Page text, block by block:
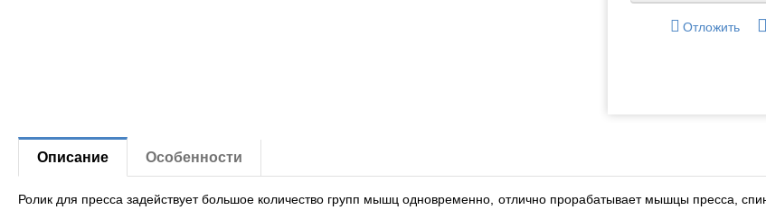
Отложить
Описание Особенности
Ролик для пресса задействует большое количество групп мышц одновременно, отлично прорабатывает мышцы пресса,